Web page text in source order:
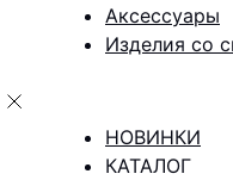
Аксессуары
Изделия со
НОВИНКИ
КАТАЛОГ